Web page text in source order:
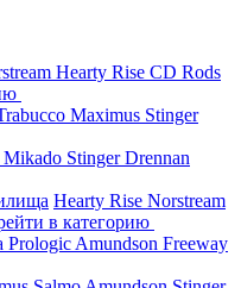
Hearty Rise CD Rods
Maximus Stinger
Mikado StingerDrennan
Hearty Rise Norstream
в категорию
Prologic Amundson Freeway